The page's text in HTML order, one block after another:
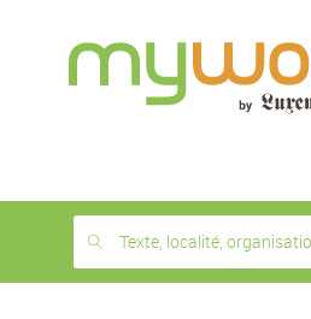
month
free
Texte, localité,